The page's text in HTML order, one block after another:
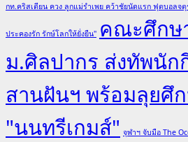
กท.คริสเตียน ควง ลูกแม่รำเพย คว้าชัยนัดแรก ฟุตบอลจ
ประคองรัก รักษ์โลกให้ยั่งยืน" คณะศึกษ
ม.ศิลปากร ส่งทัพนัก
สานฝันฯ พร้อมลุย
"นนทรีเกมส์" จุฬาฯ จับมือ The